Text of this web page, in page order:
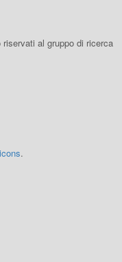
al gruppo di ricerca
.